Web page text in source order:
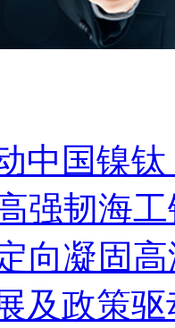
中国镍
强韧海
向凝固
及政策